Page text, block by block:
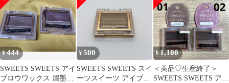
¥444
SWEETS SWEETS アイ
ブロウワックス 眉墨
¥500
SWEETS SWEETS スイ
ーツスイーツ アイブロ
¥1,100
＜美品♡生産終了＞
SWEETS SWEETS アイ